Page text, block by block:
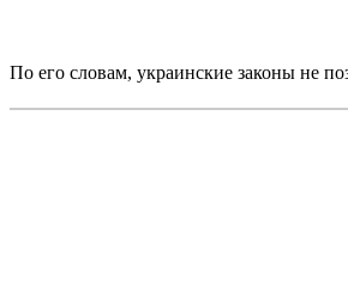
По его словам, украинские законы не